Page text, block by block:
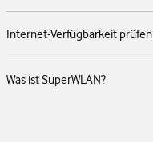
Internet-Verfügbarkeit prüfen
Was ist SuperWLAN?